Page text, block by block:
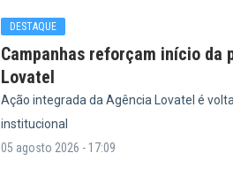
DESTAQUE
Campanhas reforçam início da
Lovatel
Ação integrada da Agência Lovatel é
institucional
05 agosto 2026 - 17:09